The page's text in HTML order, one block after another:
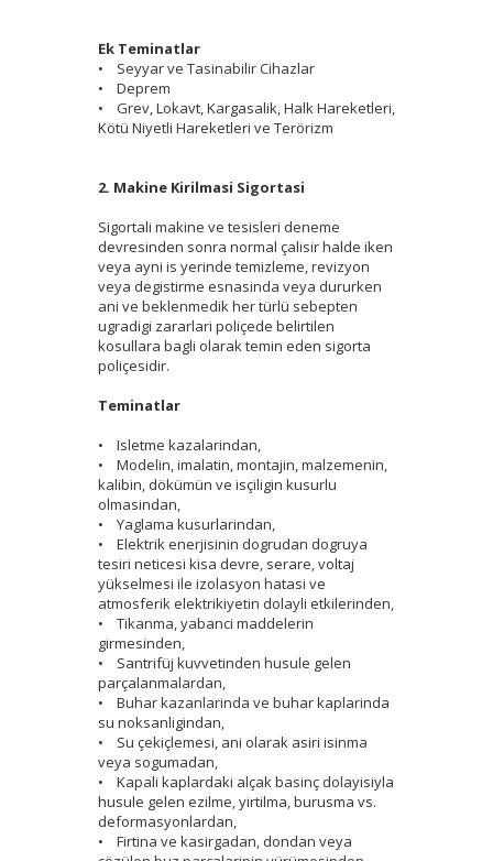
Ek Teminatlar
• Seyyar ve Tasinabilir Cihazlar
• Deprem
• Grev, Lokavt, Kargasalik, Halk Hareketleri,
Kötü Niyetli Hareketleri ve Terörizm
2. Makine Kirilmasi Sigortasi
Sigortali makine ve tesisleri deneme
devresinden sonra normal çalisir halde iken
veya ayni is yerinde temizleme, revizyon
veya degistirme esnasinda veya dururken
ani ve beklenmedik her türlü sebepten
ugradigi zararlari poliçede belirtilen
kosullara bagli olarak temin eden sigorta
poliçesidir.
Teminatlar
• Isletme kazalarindan,
• Modelin, imalatin, montajin, malzemenin,
kalibin, dökümün ve isçiligin kusurlu
olmasindan,
• Yaglama kusurlarindan,
• Elektrik enerjisinin dogrudan dogruya
tesiri neticesi kisa devre, serare, voltaj
yükselmesi ile izolasyon hatasi ve
atmosferik elektrikiyetin dolayli etkilerinden,
• Tikanma, yabanci maddelerin
girmesinden,
• Santrifüj kuvvetinden husule gelen
parçalanmalardan,
• Buhar kazanlarinda ve buhar kaplarinda
su noksanligindan,
• Su çekiçlemesi, ani olarak asiri isinma
veya sogumadan,
• Kapali kaplardaki alçak basinç dolayisiyla
husule gelen ezilme, yirtilma, burusma vs.
deformasyonlardan,
• Firtina ve kasirgadan, dondan veya